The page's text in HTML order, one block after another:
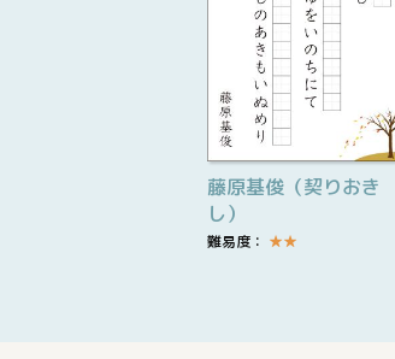
藤原基俊（契りおき
し）
難易度： ★★